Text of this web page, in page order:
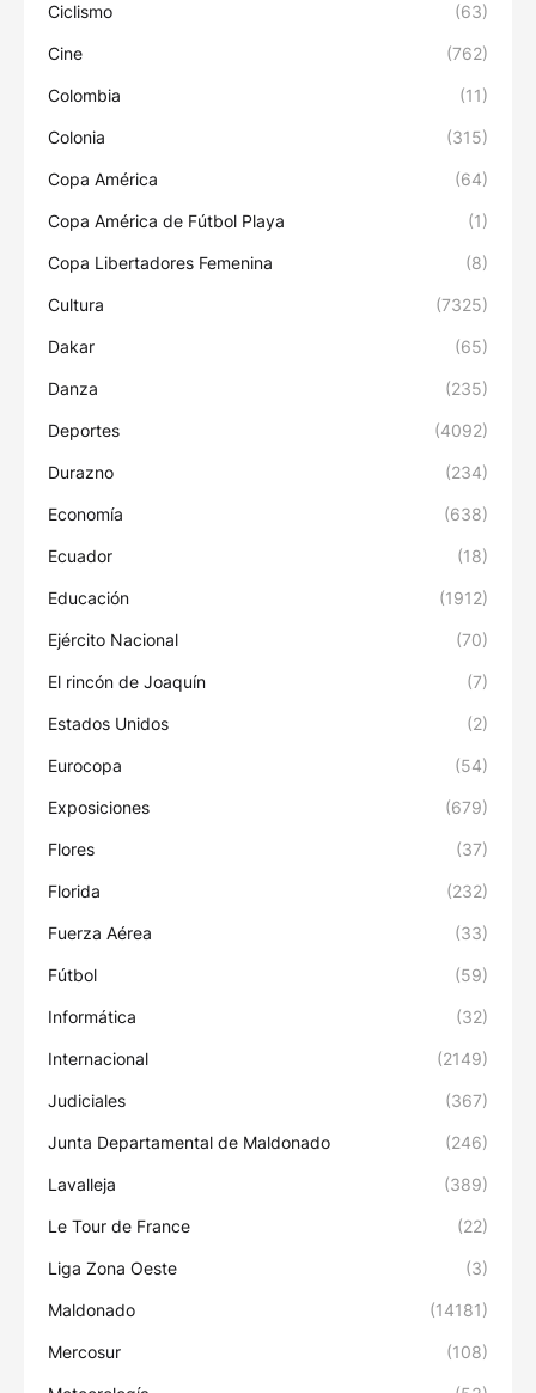
Ciclismo (63)
Cine (762)
Colombia (11)
Colonia (315)
Copa América (64)
Copa América de Fútbol Playa (1)
Copa Libertadores Femenina (8)
Cultura (7325)
Dakar (65)
Danza (235)
Deportes (4092)
Durazno (234)
Economía (638)
Ecuador (18)
Educación (1912)
Ejército Nacional (70)
El rincón de Joaquín (7)
Estados Unidos (2)
Eurocopa (54)
Exposiciones (679)
Flores (37)
Florida (232)
Fuerza Aérea (33)
Fútbol (59)
Informática (32)
Internacional (2149)
Judiciales (367)
Junta Departamental de Maldonado (246)
Lavalleja (389)
Le Tour de France (22)
Liga Zona Oeste (3)
Maldonado (14181)
Mercosur (108)